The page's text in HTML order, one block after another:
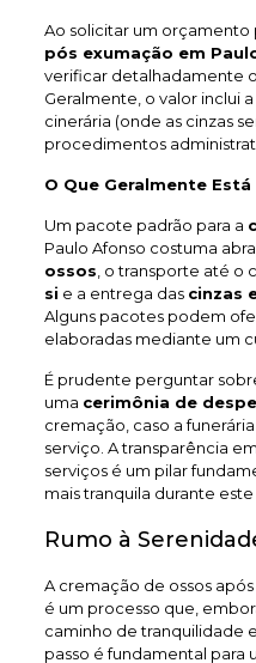
Ao solicitar um orçamento
pós exumação em
verificar detalhadamente
Geralmente, o valor inclui
cinerária (onde as cinzas
procedimentos
O Que Geralmente Está
Um pacote padrão para a
Paulo Afonso costuma
ossos , o transporte até o
si e a entrega das cinzas
Alguns pacotes podem
elaboradas mediante um
É prudente perguntar
uma cerimônia de
cremação, caso a
serviço. A transparência
serviços é um pilar
mais tranquila durante
Rumo à
A cremação de ossos
é um processo que,
caminho de tranquilidade
passo é fundamental para